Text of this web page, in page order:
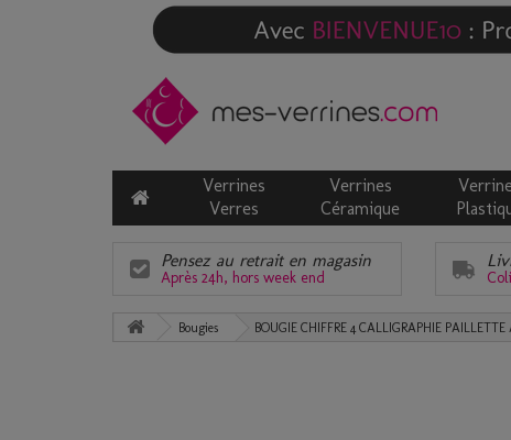
Verrines
Verres
Verrines
Céramique
Pensez au retrait en magasin
Après 24h, hors week end
Bougies BOUGIE CHIFFRE 4 CALLIGRAPHIE